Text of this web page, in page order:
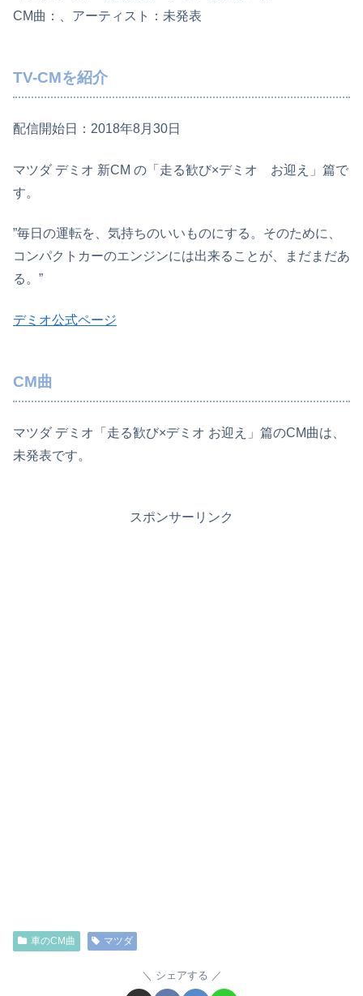
CM曲：、アーティスト：未発表
TV-CMを紹介
配信開始日：2018年8月30日
マツダ デミオ 新CM の「走る歓び×デミオ お迎え」篇で
す。
”毎日の運転を、気持ちのいいものにする。そのために、
コンパクトカーのエンジンには出来ることが、まだまだあ
る。”
デミオ公式ページ
CM曲
マツダ デミオ「走る歓び×デミオ お迎え」篇のCM曲は、
未発表です。
スポンサーリンク
車のCM曲 マツダ
シェアする